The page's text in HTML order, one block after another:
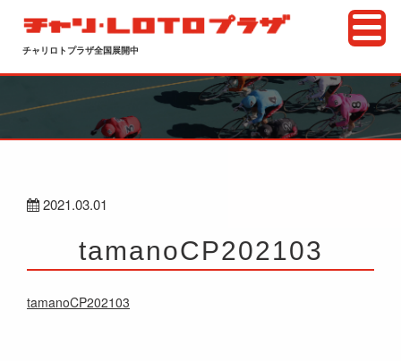
チャリロトプラザ全国展開中
2021.03.01
tamanoCP202103
tamanoCP202103